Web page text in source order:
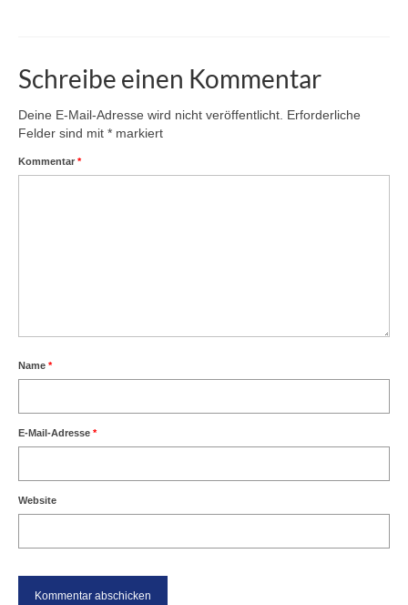
Schreibe einen Kommentar
Deine E-Mail-Adresse wird nicht veröffentlicht. Erforderliche
Felder sind mit * markiert
Kommentar *
Name *
E-Mail-Adresse *
Website